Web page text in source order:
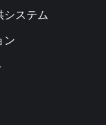
システム
ン